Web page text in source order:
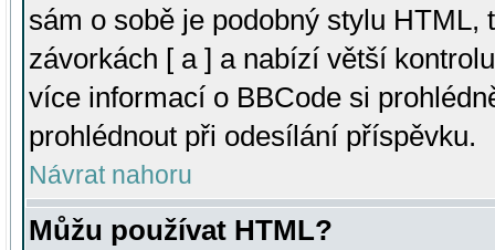
sám o sobě je podobný stylu HTML,
závorkách [ a ] a nabízí větší
více informací o BBCode si
prohlédnout při odesílání příspěvku.
Návrat nahoru
Můžu používat HTML?